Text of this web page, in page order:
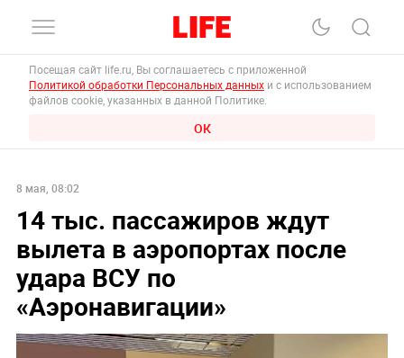
Посещая сайт life.ru, Вы соглашаетесь с приложенной
Политикой обработки Персональных данных и с использованием
файлов cookie, указанных в данной Политике.
ОК
8 мая, 08:02
14 тыс. пассажиров ждут
вылета в аэропортах после
удара ВСУ по
«Аэронавигации»